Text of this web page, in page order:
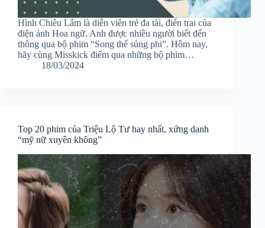
Hình Chiêu Lâm là diễn viên trẻ đa tài, điển trai của
điện ảnh Hoa ngữ. Anh được nhiều người biết đến
thông qua bộ phim “Song thế sủng phi”. Hôm nay,
hãy cùng Misskick điểm qua những bộ phim…
18/03/2024
Top 20 phim của Triệu Lộ Tư hay nhất, xứng danh
“mỹ nữ xuyên không”